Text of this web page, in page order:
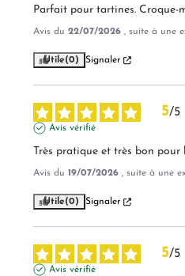
Parfait pour tartines. Croque-
Avis du 22/07/2026 , suite à une
Utile(0) Signaler
5/5
Avis vérifié
Très pratique et très bon
Avis du 19/07/2026 , suite à une
Utile(0) Signaler
5/5
Avis vérifié